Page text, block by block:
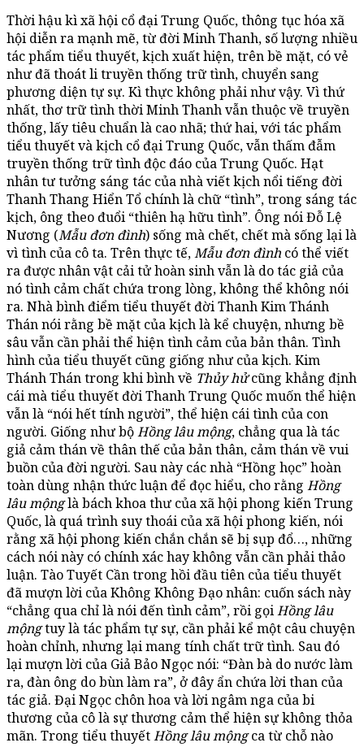
Thời hậu kì xã hội cổ đại Trung Quốc, thông tục hóa xã
hội diễn ra mạnh mẽ, từ đời Minh Thanh, số lượng nhiều
tác phẩm tiểu thuyết, kịch xuất hiện, trên bề mặt, có vẻ
như đã thoát li truyền thống trữ tình, chuyển sang
phương diện tự sự. Kì thực không phải như vậy. Vì thứ
nhất, thơ trữ tình thời Minh Thanh vẫn thuộc về truyền
thống, lấy tiêu chuẩn là cao nhã; thứ hai, với tác phẩm
tiểu thuyết và kịch cổ đại Trung Quốc, vẫn thấm đẫm
truyền thống trữ tình độc đáo của Trung Quốc. Hạt
nhân tư tưởng sáng tác của nhà viết kịch nổi tiếng đời
Thanh Thang Hiển Tổ chính là chữ “tình”, trong sáng tác
kịch, ông theo đuổi “thiên hạ hữu tình”. Ông nói Đỗ Lệ
Nương (Mẫu đơn đình) sống mà chết, chết mà sống lại là
vì tình của cô ta. Trên thực tế,Mẫu đơn đình có thể viết
ra được nhân vật cải tử hoàn sinh vẫn là do tác giả của
nó tình cảm chất chứa trong lòng, không thể không nói
ra. Nhà bình điểm tiểu thuyết đời Thanh Kim Thánh
Thán nói rằng bề mặt của kịch là kể chuyện, nhưng bề
sâu vẫn cần phải thể hiện tình cảm của bản thân. Tình
hình của tiểu thuyết cũng giống như của kịch. Kim
Thánh Thán trong khi bình về Thủy hửcũng khẳng định
cái mà tiểu thuyết đời Thanh Trung Quốc muốn thể hiện
vẫn là “nói hết tính người”, thể hiện cái tình của con
người. Giống như bộHồng lâu mộng, chẳng qua là tác
giả cảm thán về thân thế của bản thân, cảm thán về vui
buồn của đời người. Sau này các nhà “Hồng học” hoàn
toàn dùng nhận thức luận để đọc hiểu, cho rằng Hồng
lâu mộnglà bách khoa thư của xã hội phong kiến Trung
Quốc, là quá trình suy thoái của xã hội phong kiến, nói
rằng xã hội phong kiến chắn chắn sẽ bị sụp đổ…, những
cách nói này có chính xác hay không vẫn cần phải thảo
luận. Tào Tuyết Cần trong hồi đầu tiên của tiểu thuyết
đã mượn lời của Không Không Đạo nhân: cuốn sách này
“chẳng qua chỉ là nói đến tình cảm”, rồi gọiHồng lâu
mộngtuy là tác phẩm tự sự, cần phải kể một câu chuyện
hoàn chỉnh, nhưng lại mang tính chất trữ tình. Sau đó
lại mượn lời của Giả Bảo Ngọc nói: “Đàn bà do nước làm
ra, đàn ông do bùn làm ra”, ở đây ẩn chứa lời than của
tác giả. Đại Ngọc chôn hoa và lời ngâm nga của bi
thương của cô là sự thương cảm thể hiện sự không thỏa
mãn. Trong tiểu thuyếtHồng lâu mộngca từ chỗ nào